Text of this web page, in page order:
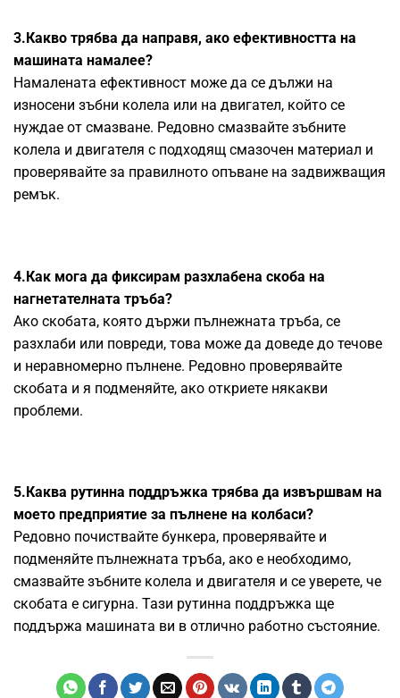
3.Какво трябва да направя, ако ефективността на
машината намалее?
Намалената ефективност може да се дължи на
износени зъбни колела или на двигател, който се
нуждае от смазване. Редовно смазвайте зъбните
колела и двигателя с подходящ смазочен материал и
проверявайте за правилното опъване на задвижващия
ремък.
4.Как мога да фиксирам разхлабена скоба на
нагнетателната тръба?
Ако скобата, която държи пълнежната тръба, се
разхлаби или повреди, това може да доведе до течове
и неравномерно пълнене. Редовно проверявайте
скобата и я подменяйте, ако откриете някакви
проблеми.
5.Каква рутинна поддръжка трябва да извършвам на
моето предприятие за пълнене на колбаси?
Редовно почиствайте бункера, проверявайте и
подменяйте пълнежната тръба, ако е необходимо,
смазвайте зъбните колела и двигателя и се уверете, че
скобата е сигурна. Тази рутинна поддръжка ще
поддържа машината ви в отлично работно състояние.